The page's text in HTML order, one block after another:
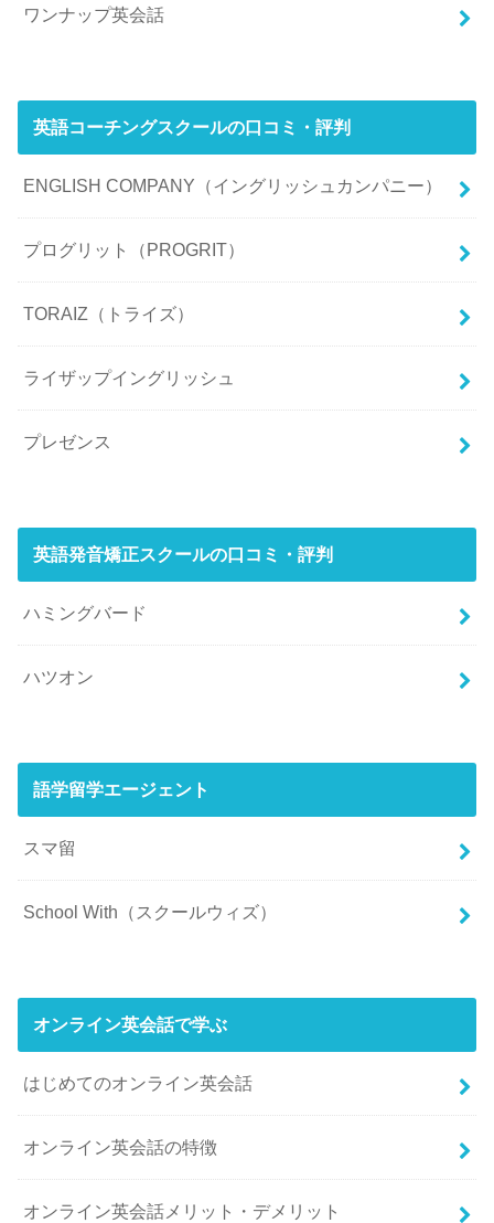
ワンナップ英会話
英語コーチングスクールの口コミ・評判
ENGLISH COMPANY（イングリッシュカンパニー）
プログリット（PROGRIT）
TORAIZ（トライズ）
ライザップイングリッシュ
プレゼンス
英語発音矯正スクールの口コミ・評判
ハミングバード
ハツオン
語学留学エージェント
スマ留
School With（スクールウィズ）
オンライン英会話で学ぶ
はじめてのオンライン英会話
オンライン英会話の特徴
オンライン英会話メリット・デメリット